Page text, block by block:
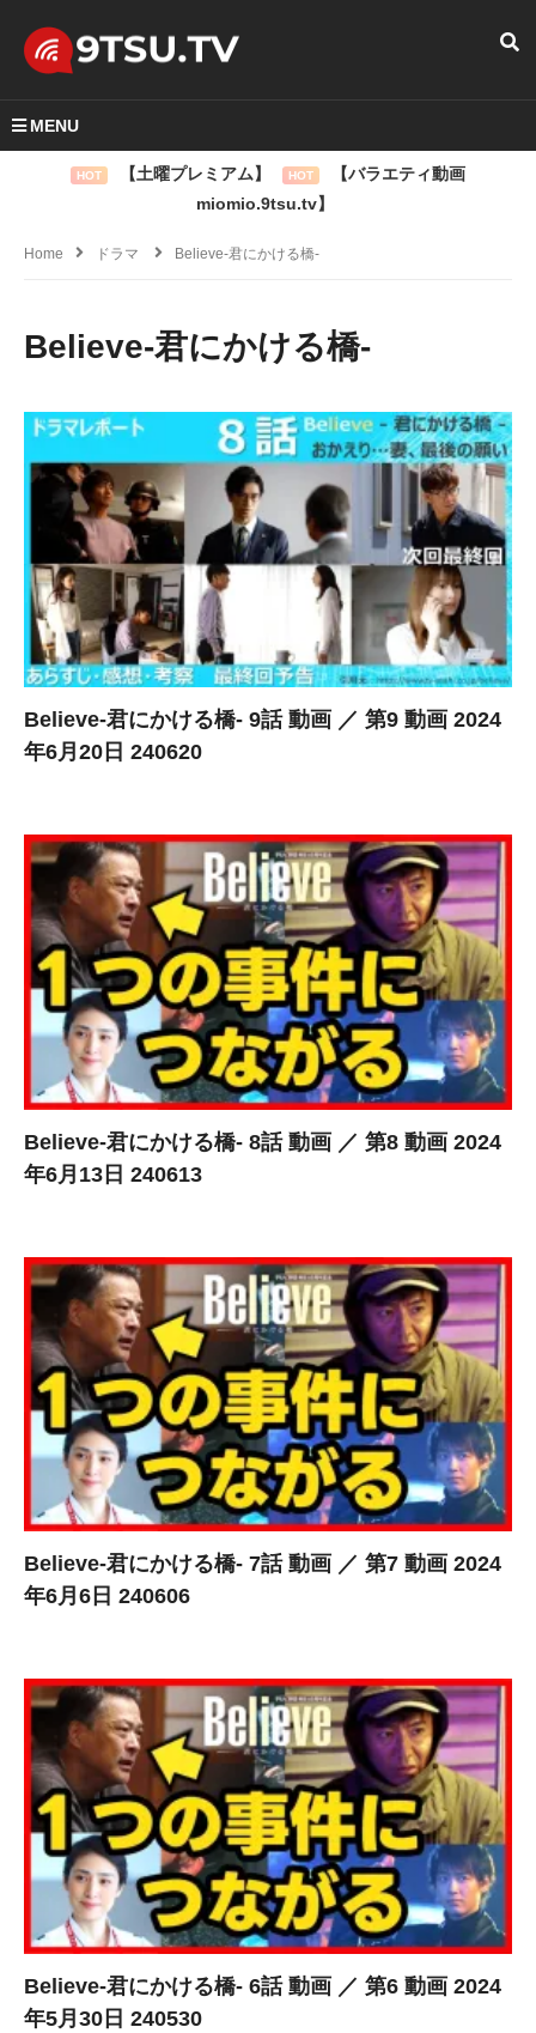
MENU
HOT 【土曜プレミアム】 HOT
【バラエティ動画
miomio.9tsu.tv】
Home ドラマ Believe-君にかける橋-
Believe-君にかける橋-
Believe-君にかける橋- 9話 動画 ／ 第9 動画 2024
年6月20日 240620
Believe-君にかける橋- 8話 動画 ／ 第8 動画 2024
年6月13日 240613
Believe-君にかける橋- 7話 動画 ／ 第7 動画 2024
年6月6日 240606
Believe-君にかける橋- 6話 動画 ／ 第6 動画 2024
年5月30日 240530